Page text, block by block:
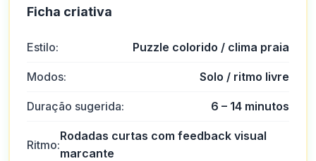
Ficha criativa
Estilo: Puzzle colorido / clima praia
Modos: Solo / ritmo livre
Duração sugerida: 6 – 14 minutos
Ritmo:
Rodadas curtas com feedback visual
marcante